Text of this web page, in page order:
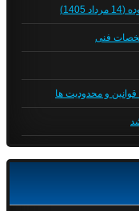
و محدودیت ها